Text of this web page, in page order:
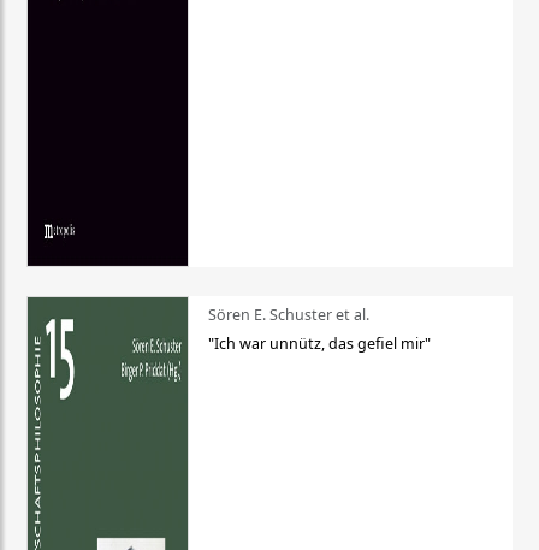
Sören E. Schuster et al.
"Ich war unnütz, das gefiel mir"